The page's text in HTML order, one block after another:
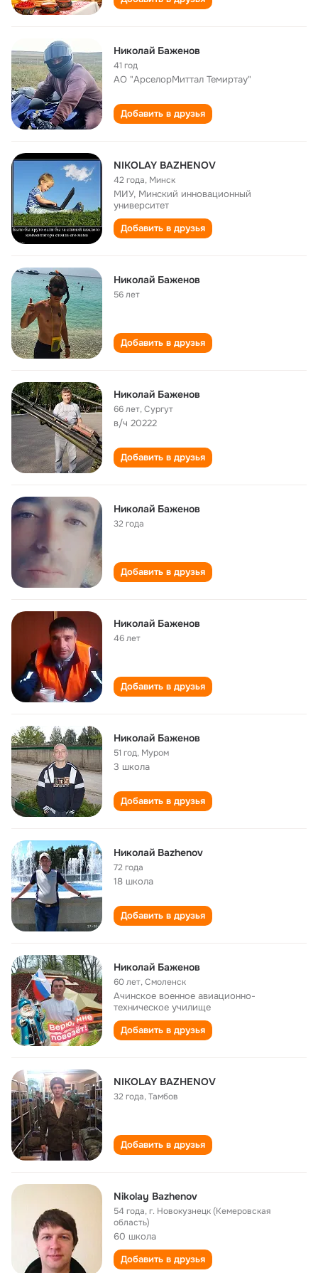
Николай Баженов
41 год
АО "АрселорМиттал Темиртау"
Добавить в друзья
NIKOLAY BAZHENOV
42 года, Минск
МИУ, Минский инновационный
университет
Добавить в друзья
Николай Баженов
56 лет
Добавить в друзья
Николай Баженов
66 лет,Сургут
в/ч 20222
Добавить в друзья
Николай Баженов
32 года
Добавить в друзья
Николай Баженов
46 лет
Добавить в друзья
Николай Бaжeнов
51 год, Муром
3 школа
Добавить в друзья
Николай Bazhenov
72 года
18 школа
Добавить в друзья
Николай Баженов
60 лет,Смоленск
Ачинское военное авиационно-
техническое училище
Добавить в друзья
NIKOLAY BAZHENOV
32 года,Тамбов
Добавить в друзья
Nikolay Bazhenov
54 года,г. Новокузнецк (Кемеровская
область)
60 школа
Добавить в друзья